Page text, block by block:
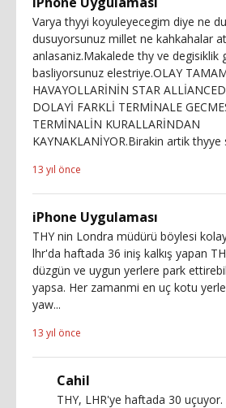
Varya thyyi koyuleyecegim diye ne
dusuyorsunuz millet ne kahkahalar
anlasaniz.Makalede thy ve degisiklik
basliyorsunuz elestriye.OLAY
HAVAYOLLARİNİN STAR
DOLAYİ FARKLİ TERMİNALE
TERMİNALİN KURALLARİNDAN
KAYNAKLANİYOR.Birakin artik thyye
13 yıl önce
iPhone Uygulaması
THY nin Londra müdürü böylesi
lhr'da haftada 36 iniş kalkış yapan
düzgün ve uygun yerlere park
yapsa. Her zamanmi en uç kotu
yaw...
13 yıl önce
Cahil
THY, LHR'ye haftada 30